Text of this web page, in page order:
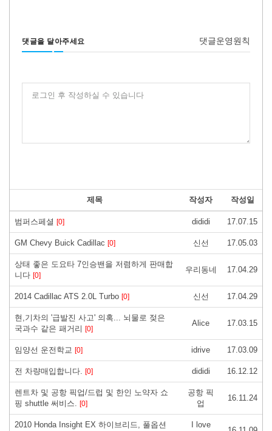
댓글을 달아주세요 댓글운영원칙
로그인 후 작성하실 수 있습니다
제목 작성자 작성일
범퍼스페셜 [0] dididi 17.07.15
GM Chevy Buick Cadillac [0] 신선 17.05.03
상태 좋은 도요타 7인승밴을 저렴하게 판매합
니다 [0]
우리동네 17.04.29
2014 Cadillac ATS 2.0L Turbo [0] 신선 17.04.29
현,기차의 '급발진 사고' 의혹... 뇌물로 젖은
국과수 같은 패거리 [0]
Alice 17.03.15
임양선 운전학교 [0] idrive 17.03.09
전 차량매입합니다. [0] dididi 16.12.12
렌트차 및 공항 픽업/드럽 및 한인 노약자 쇼
핑 shuttle 써비스. [0]
공항 픽
업
16.11.24
2010 Honda Insight EX 하이브리드, 풀옵션
I love